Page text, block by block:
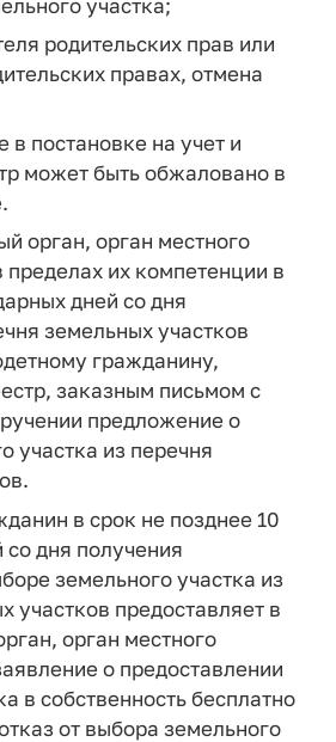
родительских прав или
правах, отмена
в постановке на учет и
может быть обжаловано в
орган, орган местного
их компетенции в
дней со дня
земельных участков
гражданину,
заказным письмом с
предложение о
участка из перечня
в срок не позднее 10
дня получения
земельного участка из
участков предоставляет в
орган местного
о предоставлении
в собственность бесплатно
от выбора земельного